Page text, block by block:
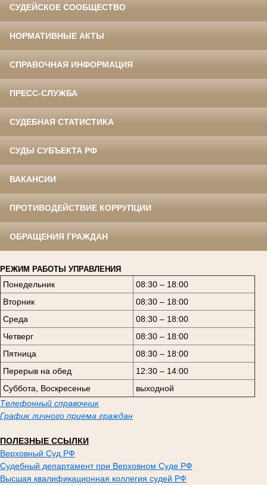
СУДЕЙСКОЕ СООБЩЕСТВО
НОРМАТИВНЫЕ АКТЫ
СПРАВОЧНАЯ ИНФОРМАЦИЯ
ПРЕСС-СЛУЖБА
СУДЕБНАЯ СТАТИСТИКА
СУДЫ СУБЪЕКТА РФ
ВАКАНСИИ
ПРОТИВОДЕЙСТВИЕ КОРРУПЦИИ
ОБРАЩЕНИЯ ГРАЖДАН
РЕЖИМ РАБОТЫ УПРАВЛЕНИЯ
Понедельник
08:30 – 18:00
Вторник
08:30 – 18:00
Среда
08:30 – 18:00
Четверг
08:30 – 18:00
Пятница
08:30 – 18:00
Перерыв на обед
12:30 – 14:00
Суббота, Воскресенье
выходной
Телефонный справочник
График личного приема граждан
ПОЛЕЗНЫЕ ССЫЛКИ
Верховный Суд РФ
Судебный департамент при Верховном Суде РФ
Высшая квалификационная коллегия судей РФ